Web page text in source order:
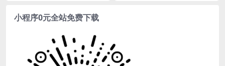
小程序0元全站免费下载